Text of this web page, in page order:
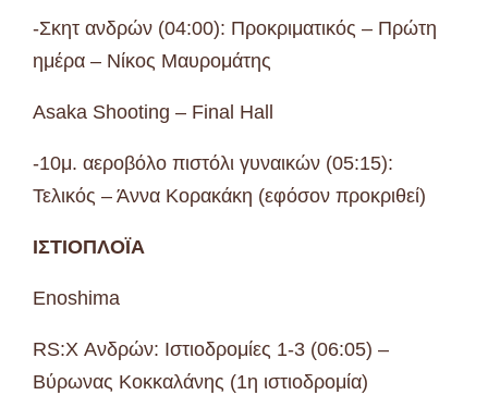
-Σκητ ανδρών (04:00): Προκριματικός – Πρώτη
ημέρα – Νίκος Μαυρομάτης
Asaka Shooting – Final Hall
-10μ. αεροβόλο πιστόλι γυναικών (05:15):
Τελικός – Άννα Κορακάκη (εφόσον προκριθεί)
ΙΣΤΙΟΠΛΟΪΑ
Enoshima
RS:X Ανδρών: Ιστιοδρομίες 1-3 (06:05) –
Βύρωνας Κοκκαλάνης (1η ιστιοδρομία)